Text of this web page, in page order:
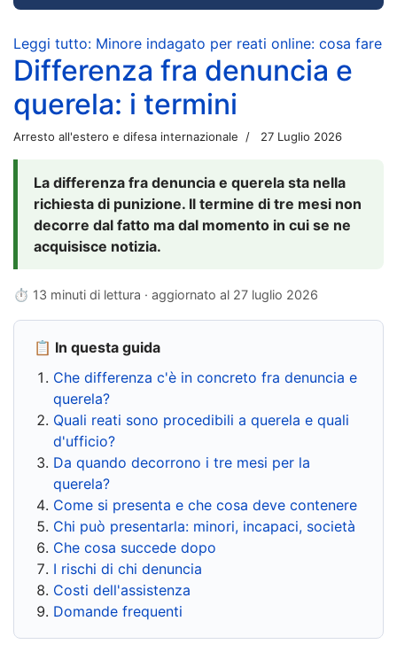
Leggi tutto: Minore indagato per reati online: cosa fare
Differenza fra denuncia e
querela: i termini
Arresto all'estero e difesa internazionale 27 Luglio 2026
La differenza fra denuncia e querela sta nella
richiesta di punizione. Il termine di tre mesi non
decorre dal fatto ma dal momento in cui se ne
acquisisce notizia.
⏱ 13 minuti di lettura · aggiornato al 27 luglio 2026
📋 In questa guida
Che differenza c'è in concreto fra denuncia e
querela?
Quali reati sono procedibili a querela e quali
d'ufficio?
Da quando decorrono i tre mesi per la
querela?
Come si presenta e che cosa deve contenere
Chi può presentarla: minori, incapaci, società
Che cosa succede dopo
I rischi di chi denuncia
Costi dell'assistenza
Domande frequenti